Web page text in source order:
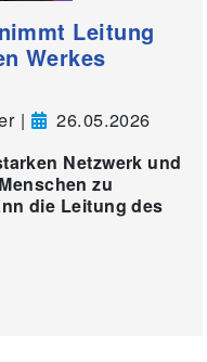
Leitung
Werkes
| 26.05.2026
Netzwerk und
zu
die Leitung des